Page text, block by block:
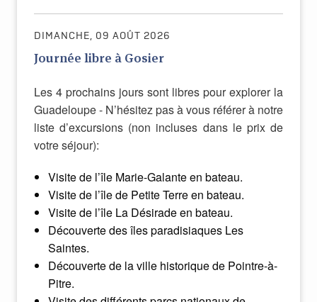
DIMANCHE, 09 AOÛT 2026
Journée libre à Gosier
Les 4 prochains jours sont libres pour explorer la
Guadeloupe - N’hésitez pas à vous référer à notre
liste d’excursions (non incluses dans le prix de
votre séjour):
Visite de l’île Marie-Galante en bateau.
Visite de l’île de Petite Terre en bateau.
Visite de l’île La Désirade en bateau.
Découverte des îles paradisiaques Les
Saintes.
Découverte de la ville historique de Pointre-à-
Pitre.